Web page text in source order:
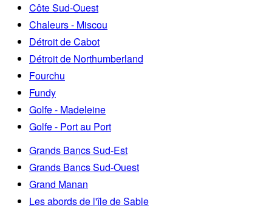
Côte Sud-Ouest
Chaleurs - Miscou
Détroit de Cabot
Détroit de Northumberland
Fourchu
Fundy
Golfe - Madeleine
Golfe - Port au Port
Grands Bancs Sud-Est
Grands Bancs Sud-Ouest
Grand Manan
Les abords de l'île de Sable